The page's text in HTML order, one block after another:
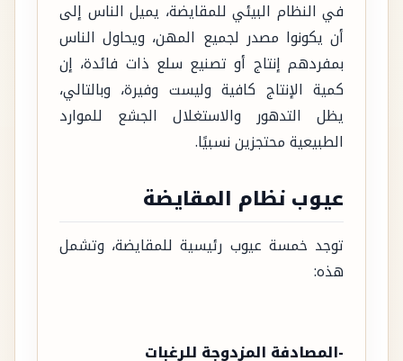
في النظام البيئي للمقايضة، يميل الناس إلى
أن يكونوا مصدر لجميع المهن، ويحاول الناس
بمفردهم إنتاج أو تصنيع سلع ذات فائدة، إن
كمية الإنتاج كافية وليست وفيرة، وبالتالي،
يظل التدهور والاستغلال الجشع للموارد
الطبيعية محتجزين نسبيًا.
عيوب نظام المقايضة
توجد خمسة عيوب رئيسية للمقايضة، وتشمل
هذه:
-المصادفة المزدوجة للرغبات